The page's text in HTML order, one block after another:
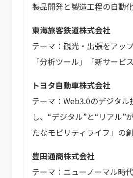
製品開発と製造工程の自動化
東海旅客鉄道株式会社
テーマ：観光・出張をアッ
「分析ツール」「新サービ
トヨタ自動車株式会社
テーマ：Web3.0のデジタル
し、“デジタル”と“リアル”
たなモビリティライフ」の
豊田通商株式会社
テーマ：ニューノーマル時